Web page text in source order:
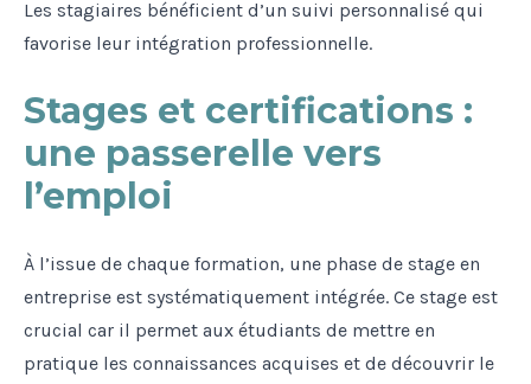
Les stagiaires bénéficient d’un suivi personnalisé qui
favorise leur intégration professionnelle.
Stages et certifications :
une passerelle vers
l’emploi
À l’issue de chaque formation, une phase de stage en
entreprise est systématiquement intégrée. Ce stage est
crucial car il permet aux étudiants de mettre en
pratique les connaissances acquises et de découvrir le